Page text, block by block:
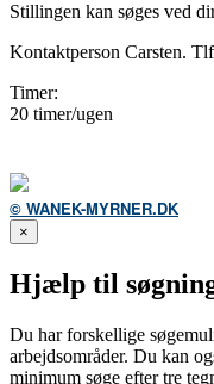
Stillingen kan søges ved
Kontaktperson Carsten.
Timer:
20 timer/ugen
© WANEK-MYRNER.DK
×
Hjælp til
Du har forskellige
arbejdsområder. Du kan
minimum søge efter tre